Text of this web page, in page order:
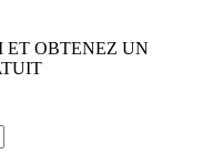
ET OBTENEZ UN